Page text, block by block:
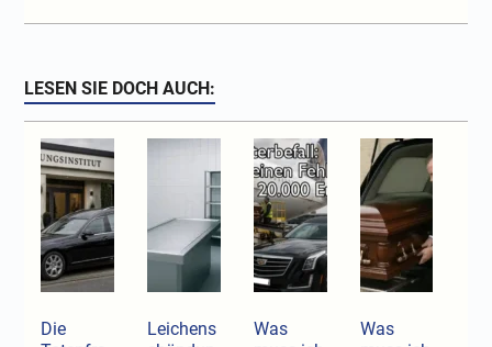
LESEN SIE DOCH AUCH:
Die
Leichens
Was
Was